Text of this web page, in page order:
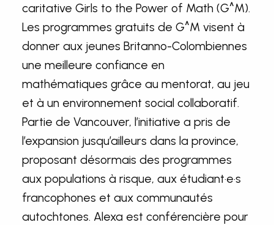
caritative Girls to the Power of Math (G^M).
Les programmes gratuits de G^M visent à
donner aux jeunes Britanno-Colombiennes
une meilleure confiance en
mathématiques grâce au mentorat, au jeu
et à un environnement social collaboratif.
Partie de Vancouver, l’initiative a pris de
l’expansion jusqu’ailleurs dans la province,
proposant désormais des programmes
aux populations à risque, aux étudiant·e·s
francophones et aux communautés
autochtones. Alexa est conférencière pour